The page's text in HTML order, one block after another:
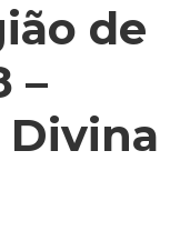
de
–
Divina